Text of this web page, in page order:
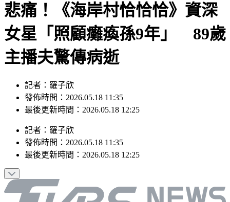
悲痛！《海岸村恰恰恰》資深
女星「照顧癱瘓孫9年」 89歲
主播夫驚傳病逝
記者：羅子欣
發佈時間：2026.05.18 11:35
最後更新時間：2026.05.18 12:25
記者 ： 羅子欣
發佈時間： 2026.05.18 11:35
最後更新時間： 2026.05.18 12:25